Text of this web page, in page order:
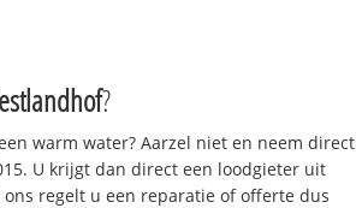
?
warm water? Aarzel niet en neem direct
U krijgt dan direct een loodgieter uit
regelt u een reparatie of offerte dus